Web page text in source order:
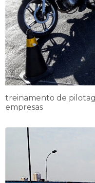
treinamento de
empresas